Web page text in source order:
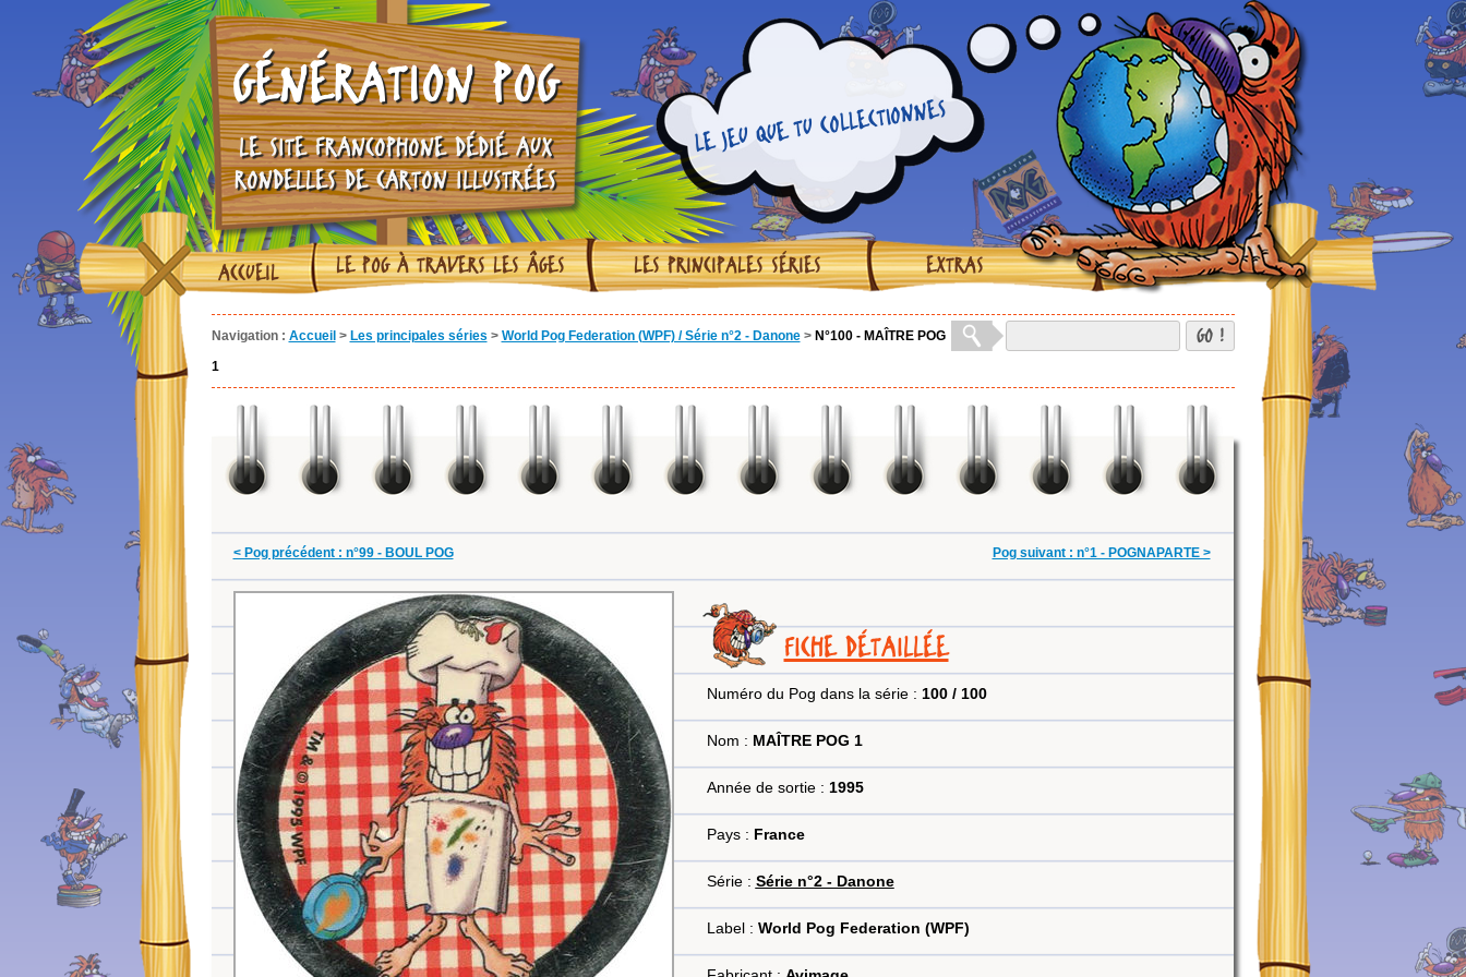
GÉNÉRATION POG
LE SITE FRANCOPHONE DÉDIÉ AUX
RONDELLES DE CARTON ILLUSTRÉES
LE JEU QUE TU COLLECTIONNES
ACCUEIL LE POG À TRAVERS LES ÂGES LES PRINCIPALES SÉRIES EXTRAS
Navigation : Accueil > Les principales séries > World Pog Federation (WPF) / Série n°2 - Danone > N°100 - MAÎTRE POG
1
GO !
< Pog précédent : n°99 - BOUL POG Pog suivant : n°1 - POGNAPARTE >
FICHE DÉTAILLÉE
Numéro du Pog dans la série : 100 / 100
Nom : MAÎTRE POG 1
Année de sortie : 1995
Pays : France
Série : Série n°2 - Danone
Label : World Pog Federation (WPF)